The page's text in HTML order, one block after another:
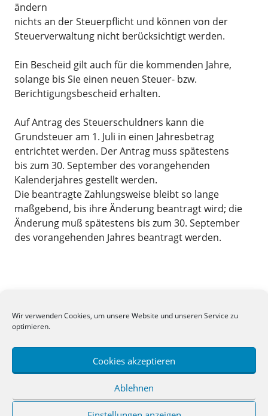
Wir verwenden Cookies, um unsere Website und unseren Service zu
optimieren.
Cookies akzeptieren
Ablehnen
ändern
nichts an der Steuerpflicht und können von der
Steuerverwaltung nicht berücksichtigt werden.
Ein Bescheid gilt auch für die kommenden Jahre,
solange bis Sie einen neuen Steuer- bzw.
Berichtigungsbescheid erhalten.
Auf Antrag des Steuerschuldners kann die
Grundsteuer am 1. Juli in einen Jahresbetrag
entrichtet werden. Der Antrag muss spätestens
bis zum 30. September des vorangehenden
Kalenderjahres gestellt werden.
Die beantragte Zahlungsweise bleibt so lange
maßgebend, bis ihre Änderung beantragt wird; die
Änderung muß spätestens bis zum 30. September
des vorangehenden Jahres beantragt werden.
Search
for: